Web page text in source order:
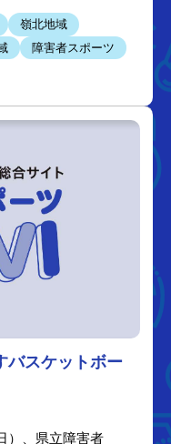
嶺北地域
障害者スポーツ
バスケットボー
）、県立障害者